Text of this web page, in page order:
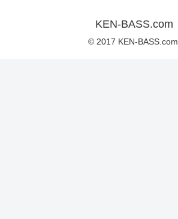
KEN-BASS.com
© 2017 KEN-BASS.com.